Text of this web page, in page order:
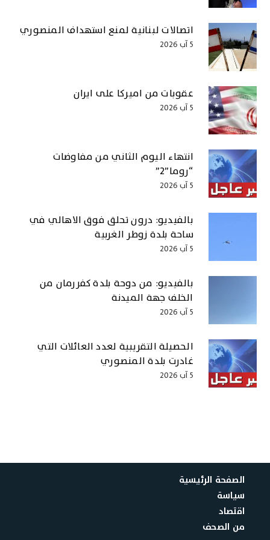
اتصالات لبنانية لمنع استهداف المنصوري
5 آب 2026
عقوبات من اميركا على ايران
5 آب 2026
انتهاء اليوم الثاني من مفاوضات
“روما”2”
5 آب 2026
بالفيديو: درون تحلق فوق الاهالي في
ساحة بلدة زوطر الغربية
5 آب 2026
بالفيديو: من دوحة بلدة كفررمان من
الخلف جهة الميدنة
5 آب 2026
الحصيلة التقريبية لعدد العائلات التي
غادرت بلدة المنصوري
5 آب 2026
الصفحة الرئيسية
سياسة
اقتصاد
من الصحف